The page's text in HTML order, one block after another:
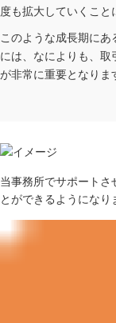
度も拡大していくこと
このような成長期に
には、なによりも、取
が非常に重要となりま
当事務所でサポートさ
とができるようになり